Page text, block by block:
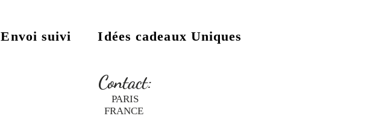
Envoi suivi Idées cadeaux Uniques
Contact:
PARIS
FRANCE